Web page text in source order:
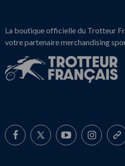
La boutique officielle du Trotteur
votre partenaire merchandising